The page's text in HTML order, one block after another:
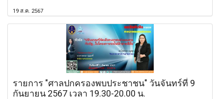
19 ส.ค. 2567
รายการ "ศาลปกครองพบประชาชน" วันจันทร์ที่ 9
กันยายน 2567 เวลา 19.30-20.00 น.